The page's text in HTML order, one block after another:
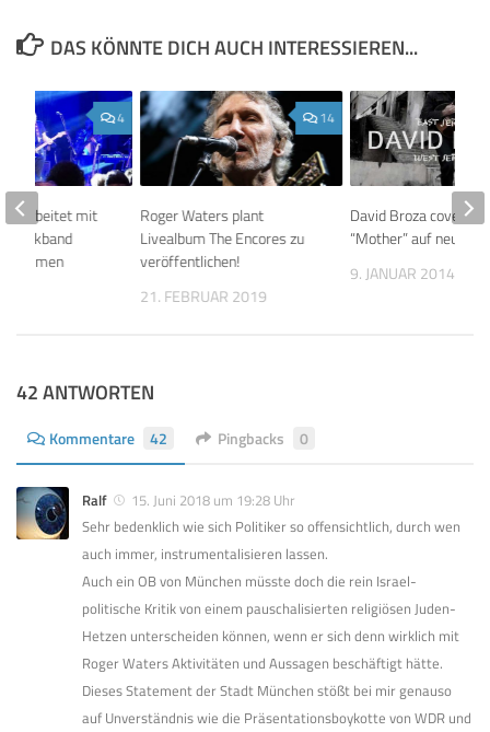
DAS KÖNNTE DICH AUCH INTERESSIEREN...
14
Roger Waters plant
Livealbum The Encores zu
veröffentlichen!
21. FEBRUAR 2019
David Broza covert
“Mother” auf neuen
9. JANUAR 2014
4
arbeitet mit
Rockband
42 ANTWORTEN
Kommentare 42 Pingbacks 0
Ralf
15. Juni 2018 um 19:28 Uhr
Sehr bedenklich wie sich Politiker so offensichtlich, durch wen
auch immer, instrumentalisieren lassen.
Auch ein OB von München müsste doch die rein Israel-
politische Kritik von einem pauschalisierten religiösen Juden-
Hetzen unterscheiden können, wenn er sich denn wirklich mit
Roger Waters Aktivitäten und Aussagen beschäftigt hätte.
Dieses Statement der Stadt München stößt bei mir genauso
auf Unverständnis wie die Präsentationsboykotte von WDR und